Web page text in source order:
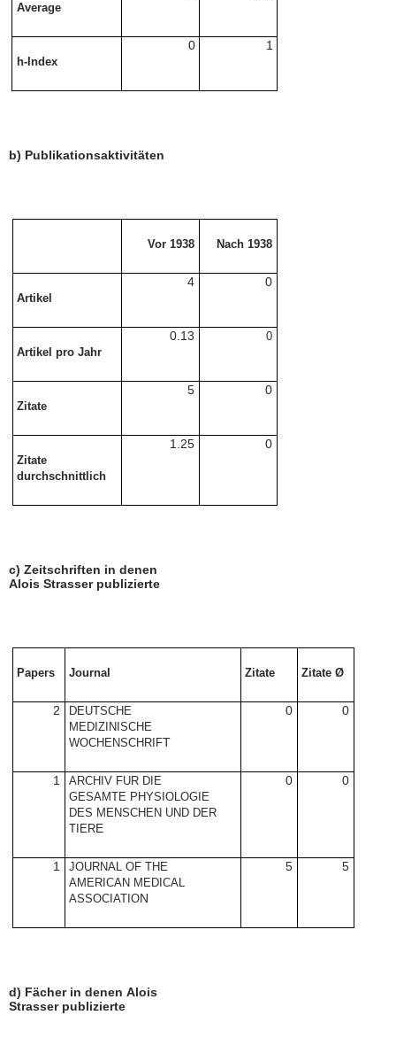
Average
h-Index
0 1
b) Publikationsaktivitäten
Vor 1938 Nach 1938
Artikel
4 0
Artikel pro Jahr
0.13 0
Zitate
5 0
Zitate
durchschnittlich
1.25 0
c) Zeitschriften in denen
Alois Strasserpublizierte
Papers Journal Zitate Zitate Ø
2
DEUTSCHE
MEDIZINISCHE
WOCHENSCHRIFT
0 0
1
ARCHIV FUR DIE
GESAMTE PHYSIOLOGIE
DES MENSCHEN UND DER
TIERE
0 0
1
JOURNAL OF THE
AMERICAN MEDICAL
ASSOCIATION
5 5
d) Fächer in denen Alois
Strasserpublizierte